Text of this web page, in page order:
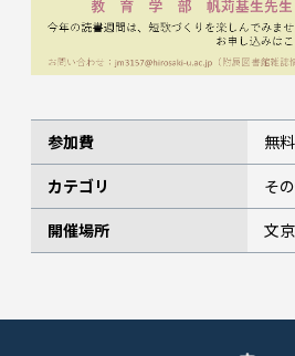
参加費
無料
カテゴリ
そ
開催場所
文